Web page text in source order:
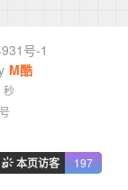
号-1
M酷
秒
本页访客 197